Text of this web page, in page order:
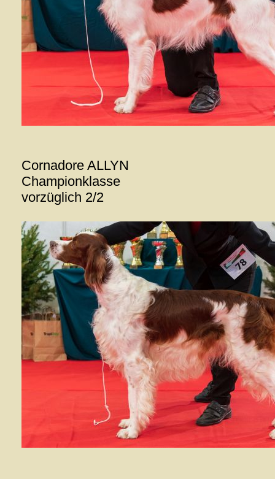
Cornadore ALLYN
Championklasse
vorzüglich 2/2